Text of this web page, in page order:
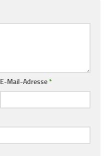
E-Mail-Adresse*